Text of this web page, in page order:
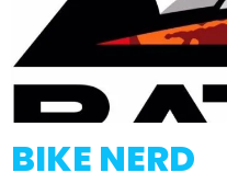
BIKE NERD